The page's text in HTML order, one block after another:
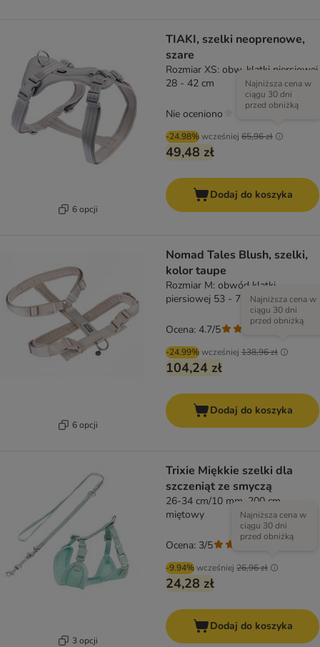
6 opcji
TIAKI, szelki neoprenowe,
szare
Rozmiar XS: obw. klatki piersiowej
28 - 42 cm
-24.98%wcześniej 65,96 zł
Najniższa cena w
ciągu 30 dni
przed obniżką
49,48 zł
Nie oceniono
Dodaj do koszyka
6 opcji
Nomad Tales Blush, szelki,
kolor taupe
Rozmiar M: obwód klatki
piersiowej 53 - 71 cm , szer. 25
-24.99%wcześniej 138,96 zł
Najniższa cena w
ciągu 30 dni
przed obniżką
104,24 zł
Ocena: 4.7/5
Dodaj do koszyka
3 opcji
Trixie Miękkie szelki dla
szczeniąt ze smyczą
26-34 cm/10 mm, 200 cm,
miętowy
-9.94%wcześniej 26,96 zł
Najniższa cena w
ciągu 30 dni
przed obniżką
24,28 zł
Ocena: 3/5
Dodaj do koszyka